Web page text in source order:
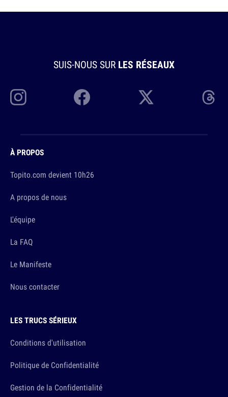
SUIS-NOUS SUR LES RÉSEAUX
À PROPOS
Topito.com devient 10h26
A propos de nous
L'équipe
La FAQ
Le Manifeste
Nous contacter
LES TRUCS SÉRIEUX
Conditions d'utilisation
Politique de Confidentialité
Gestion de la Confidentialité